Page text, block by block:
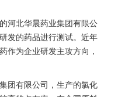
北华晨药业集团有限公
发的药品进行测试。近年
作为企业研发主攻方向，
有限公司，生产的氯化